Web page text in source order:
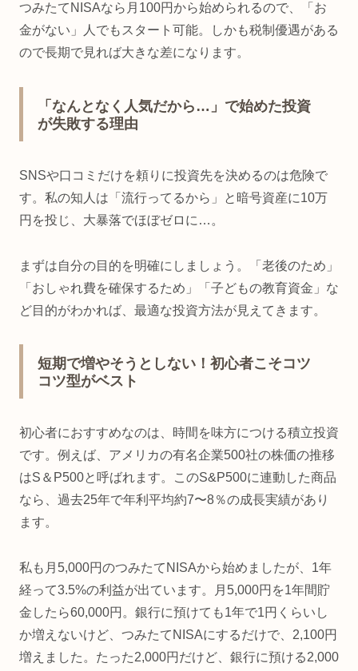
つみたてNISAなら月100円から始められるので、「お
金がない」人でもスタート可能。しかも税制優遇がある
ので長期で見れば大きな差になります。
「なんとなく人気だから…」で始めた投資
が失敗する理由
SNSや口コミだけを頼りに投資先を決めるのは危険で
す。私の知人は「流行ってるから」と暗号資産に10万
円を投じ、大暴落でほぼゼロに…。
まずは自分の目的を明確にしましょう。「老後のため」
「おしゃれ費を確保するため」「子どもの教育資金」な
ど目的がわかれば、最適な投資方法が見えてきます。
短期で増やそうとしない！初心者こそコツ
コツ型がベスト
初心者におすすめなのは、時間を味方につける積立投資
です。例えば、アメリカの有名企業500社の株価の推移
はS＆P500と呼ばれます。このS&P500に連動した商品
なら、過去25年で年利平均約7〜8％の成長実績があり
ます。
私も月5,000円のつみたてNISAから始めましたが、1年
経って3.5%の利益が出ています。月5,000円を1年間貯
金したら60,000円。銀行に預けても1年で1円くらいし
か増えないけど、つみたてNISAにするだけで、2,100円
増えました。たった2,000円だけど、銀行に預ける2,000